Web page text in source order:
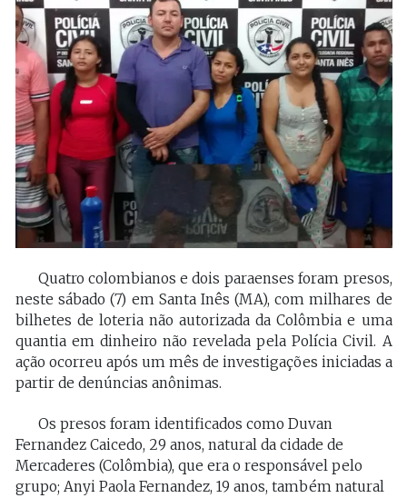
Quatro colombianos e dois paraenses foram presos,
neste sábado (7) em Santa Inês (MA), com milhares de
bilhetes de loteria não autorizada da Colômbia e uma
quantia em dinheiro não revelada pela Polícia Civil. A
ação ocorreu após um mês de investigações iniciadas a
partir de denúncias anônimas.
Os presos foram identificados como Duvan
Fernandez Caicedo, 29 anos, natural da cidade de
Mercaderes (Colômbia), que era o responsável pelo
grupo; Anyi Paola Fernandez, 19 anos, também natural